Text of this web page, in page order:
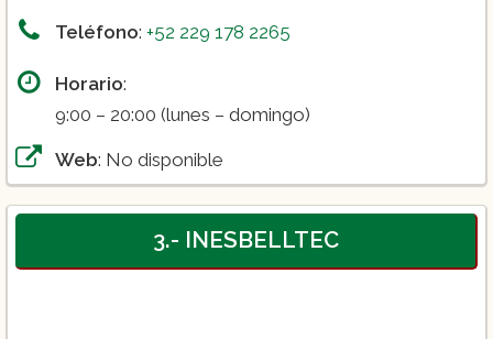
Teléfono: +52 229 178 2265
Horario:
9:00 – 20:00 (lunes – domingo)
Web: No disponible
3.- INESBELLTEC